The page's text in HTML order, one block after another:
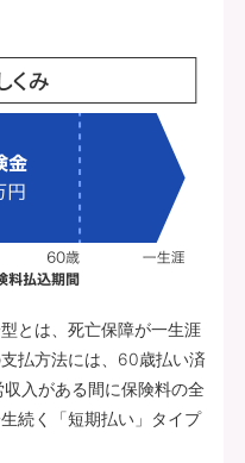
とは、死亡保障が一生涯
払方法には、60歳払い済
入がある間に保険料の全
続く「短期払い」タイプ